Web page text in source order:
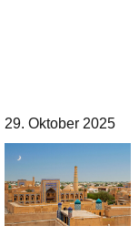
29. Oktober 2025